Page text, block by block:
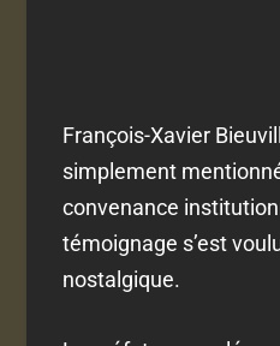
François-Xavier
simplement
convenance
témoignage s’est
nostalgique.